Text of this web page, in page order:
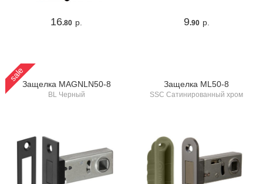
16.80 р. 9.90 р.
sale
Защелка MAGNLN50-8
BL Черный
Защелка ML50-8
SSC Сатинированный хром